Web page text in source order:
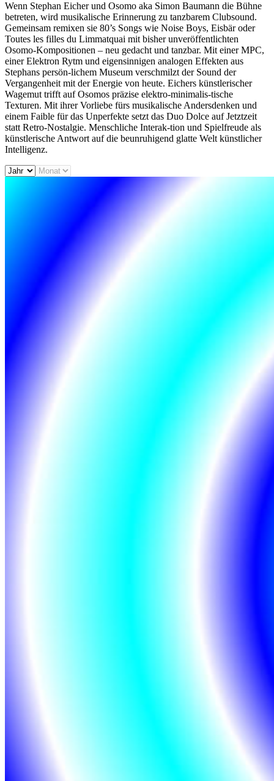
Wenn Stephan Eicher und Osomo aka Simon Baumann die Bühne
betreten, wird musikalische Erinnerung zu tanzbarem Clubsound.
Gemeinsam remixen sie 80’s Songs wie Noise Boys, Eisbär oder
Toutes les filles du Limmatquai mit bisher unveröffentlichten
Osomo-Kompositionen – neu gedacht und tanzbar. Mit einer MPC,
einer Elektron Rytm und eigensinnigen analogen Effekten aus
Stephans persön-lichem Museum verschmilzt der Sound der
Vergangenheit mit der Energie von heute. Eichers künstlerischer
Wagemut trifft auf Osomos präzise elektro-minimalis-tische
Texturen. Mit ihrer Vorliebe fürs musikalische Andersdenken und
einem Faible für das Unperfekte setzt das Duo Dolce auf Jetztzeit
statt Retro-Nostalgie. Menschliche Interak-tion und Spielfreude als
künstlerische Antwort auf die beunruhigend glatte Welt künstlicher
Intelligenz.